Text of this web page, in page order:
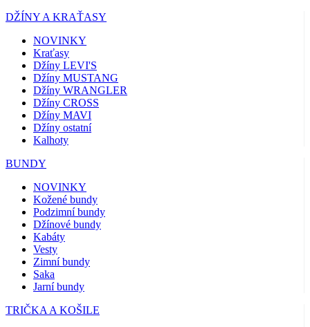
DŽÍNY A KRAŤASY
NOVINKY
Kraťasy
Džíny LEVI'S
Džíny MUSTANG
Džíny WRANGLER
Džíny CROSS
Džíny MAVI
Džíny ostatní
Kalhoty
BUNDY
NOVINKY
Kožené bundy
Podzimní bundy
Džínové bundy
Kabáty
Vesty
Zimní bundy
Saka
Jarní bundy
TRIČKA A KOŠILE